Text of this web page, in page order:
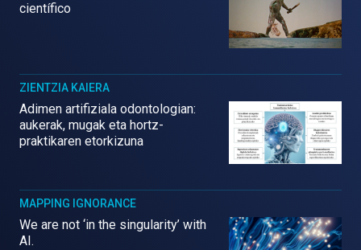
científico
ZIENTZIA KAIERA
Adimen artifiziala odontologian:
aukerak, mugak eta hortz-
praktikaren etorkizuna
MAPPING IGNORANCE
We are not ‘in the singularity’ with
AI.